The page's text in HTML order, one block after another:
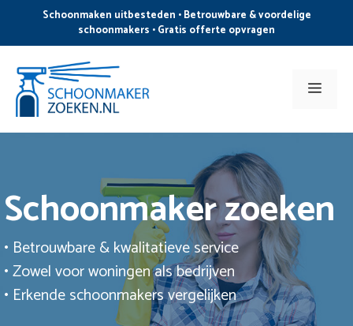
de
inhoud
Schoonmaken uitbesteden • Betrouwbare & voordelige
schoonmakers • Gratis offerte opvragen
Menu
Schoonmaker zoeken
• Betrouwbare & kwalitatieve service
• Zowel voor woningen als bedrijven
• Erkende schoonmakers vergelijken